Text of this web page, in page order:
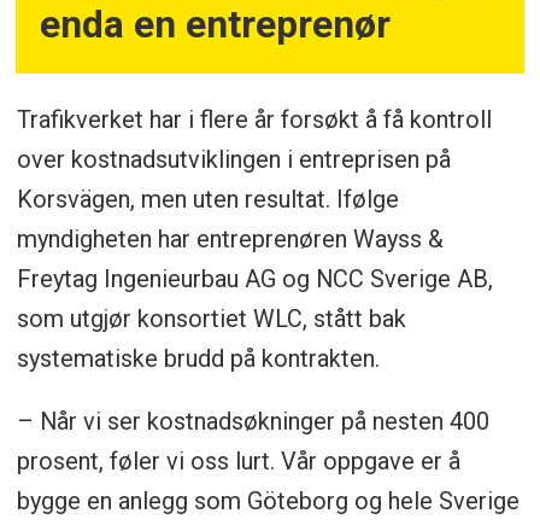
enda en entreprenør
Trafikverket har i flere år forsøkt å få kontroll
over kostnadsutviklingen i entreprisen på
Korsvägen, men uten resultat. Ifølge
myndigheten har entreprenøren Wayss &
Freytag Ingenieurbau AG og NCC Sverige AB,
som utgjør konsortiet WLC, stått bak
systematiske brudd på kontrakten.
– Når vi ser kostnadsøkninger på nesten 400
prosent, føler vi oss lurt. Vår oppgave er å
bygge en anlegg som Göteborg og hele Sverige